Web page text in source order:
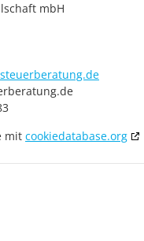
mbH
mit cookiedatabase.org